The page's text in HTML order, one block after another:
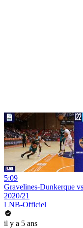
5:09
Gravelines-Dunkerque
2020/21
LNB-Officiel
il y a 5 ans